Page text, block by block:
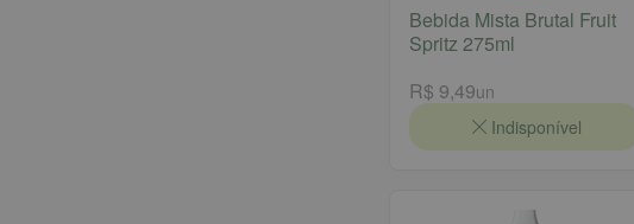
Bebida Mista Brutal Fruit
Spritz 275ml
R$ 9,49un
Indisponível